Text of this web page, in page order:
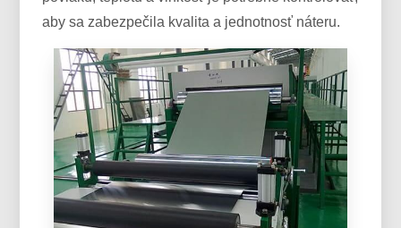
aby sa zabezpečila kvalita a jednotnosť náteru.